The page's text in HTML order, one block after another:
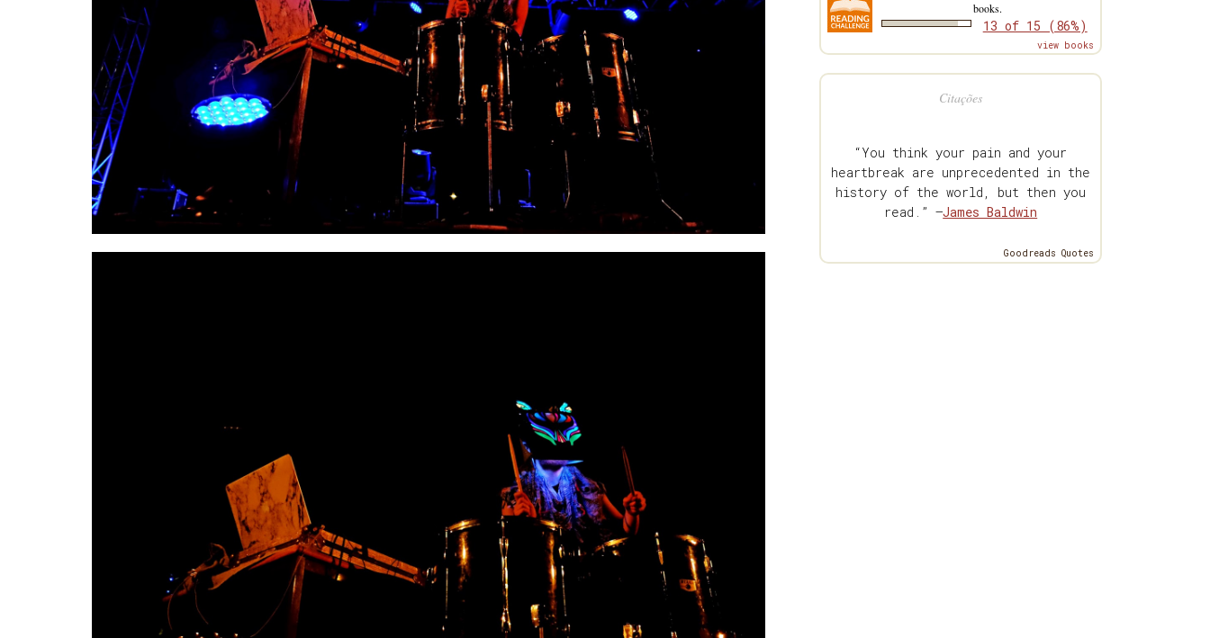
books.
13 of 15 (86%)
view books
Citações
“You think your pain and your
heartbreak are unprecedented in the
history of the world, but then you
read.” —James Baldwin
Goodreads Quotes